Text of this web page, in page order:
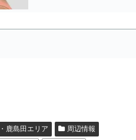
鹿島田エリア
周辺情報